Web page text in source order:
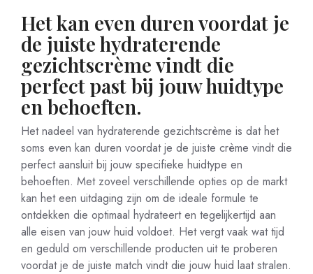
Het kan even duren voordat je
de juiste hydraterende
gezichtscrème vindt die
perfect past bij jouw huidtype
en behoeften.
Het nadeel van hydraterende gezichtscrème is dat het
soms even kan duren voordat je de juiste crème vindt die
perfect aansluit bij jouw specifieke huidtype en
behoeften. Met zoveel verschillende opties op de markt
kan het een uitdaging zijn om de ideale formule te
ontdekken die optimaal hydrateert en tegelijkertijd aan
alle eisen van jouw huid voldoet. Het vergt vaak wat tijd
en geduld om verschillende producten uit te proberen
voordat je de juiste match vindt die jouw huid laat stralen.